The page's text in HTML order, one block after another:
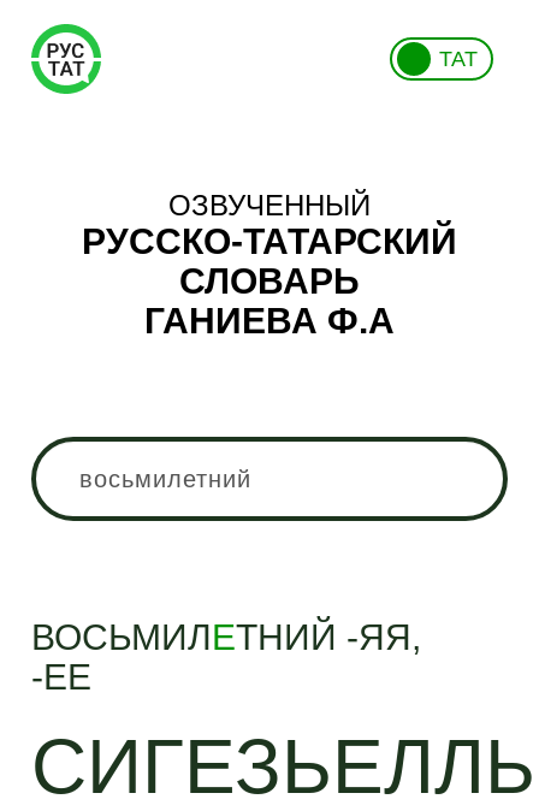
ТАТ
ОЗВУЧЕННЫЙ
РУССКО-ТАТАРСКИЙ
СЛОВАРЬ
ГАНИЕВА Ф.А
ВОСЬМИЛЕТНИЙ -ЯЯ,
-ЕЕ